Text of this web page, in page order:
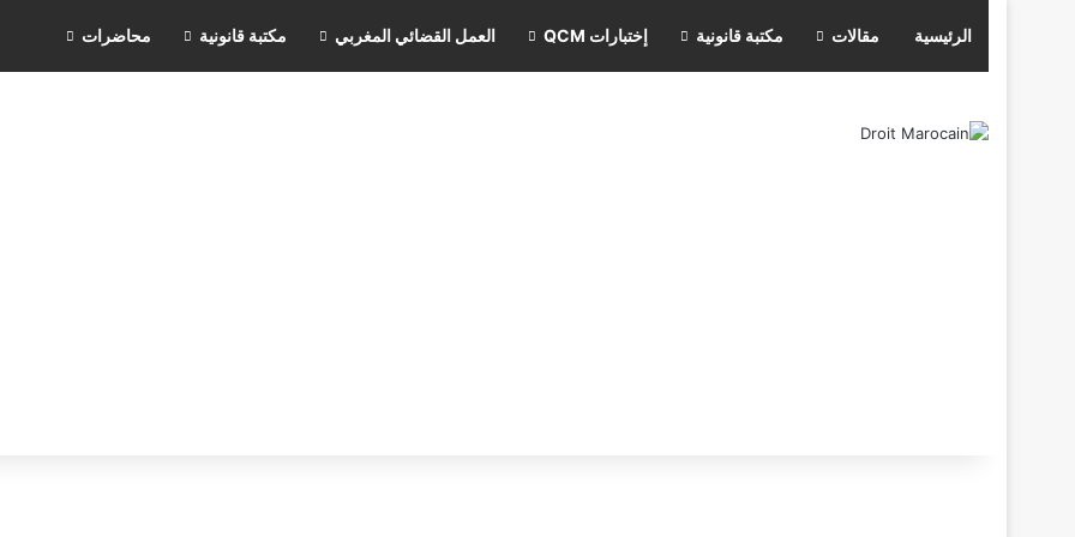
الرئيسية مقالات مكتبة قانونية إختبارات QCM العمل القضائي المغربي مكتبة قانونية محاضرات